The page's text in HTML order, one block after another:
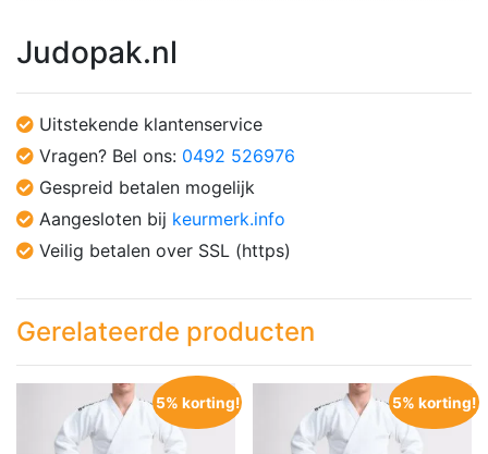
Judopak.nl
Uitstekende klantenservice
Vragen? Bel ons: 0492 526976
Gespreid betalen mogelijk
Aangesloten bij keurmerk.info
Veilig betalen over SSL (https)
Gerelateerde producten
5% korting! 5% korting!